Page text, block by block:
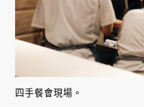
四手餐會現場。